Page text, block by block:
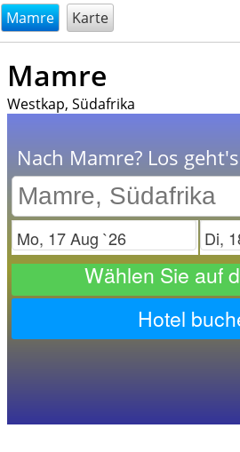
@endsectiom
Mamre Karte
Mamre
Westkap, Südafrika
Nach Mamre? Los
Check in
Wählen Sie auf
Hotel